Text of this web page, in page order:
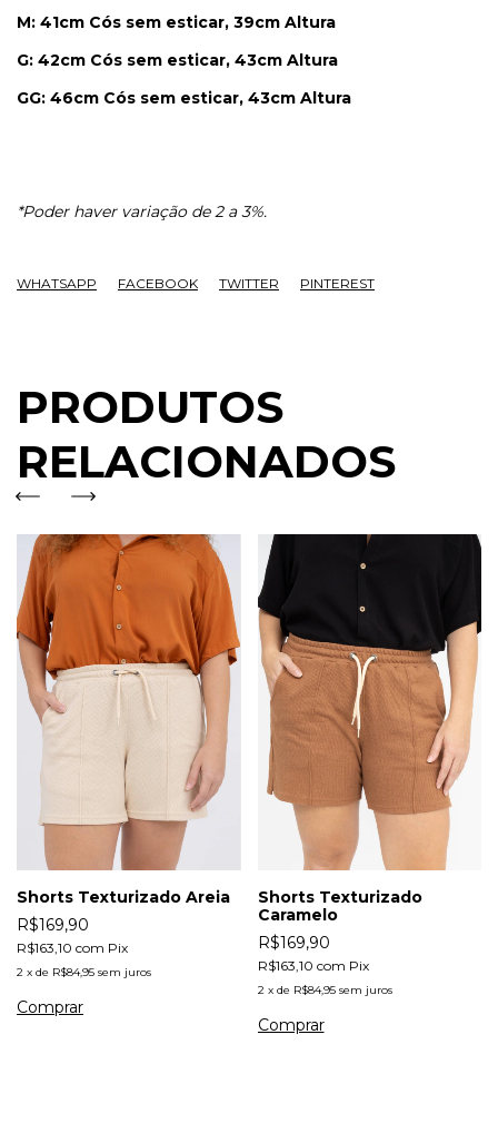
M: 41cm Cós sem esticar, 39cm Altura
G: 42cm Cós sem esticar, 43cm Altura
GG: 46cm Cós sem esticar, 43cm Altura
*Poder haver variação de 2 a 3%.
WHATSAPP FACEBOOK TWITTER PINTEREST
PRODUTOS
RELACIONADOS
Shorts Texturizado Areia
R$169,90
R$163,10 com Pix
2 x de R$84,95 sem juros
Comprar
Shorts Texturizado
Caramelo
R$169,90
R$163,10 com Pix
2 x de R$84,95 sem juros
Comprar